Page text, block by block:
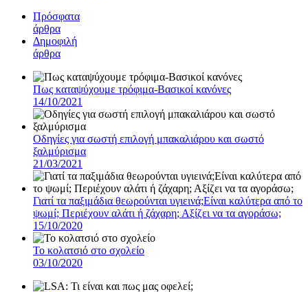
Πρόσφατα
άρθρα
Δημοφιλή
άρθρα
Πως καταψύχουμε τρόφιμα-Βασικοί κανόνες
14/10/2021
Οδηγίες για σωστή επιλογή μπακαλιάρου και σωστό
ξαλμύρισμα
21/03/2021
Γιατί τα παξιμάδια θεωρούνται υγιεινά;Eίναι καλύτερα από το
ψωμί; Περιέχουν αλάτι ή ζάχαρη; Αξίζει να τα αγοράσω;
15/10/2020
To κολατσιό στο σχολείο
03/10/2020